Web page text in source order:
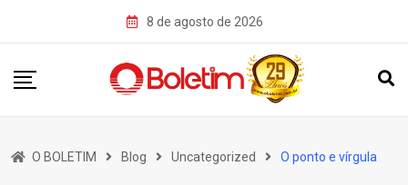
8 de agosto de 2026
O BOLETIM Blog Uncategorized O ponto e vírgula